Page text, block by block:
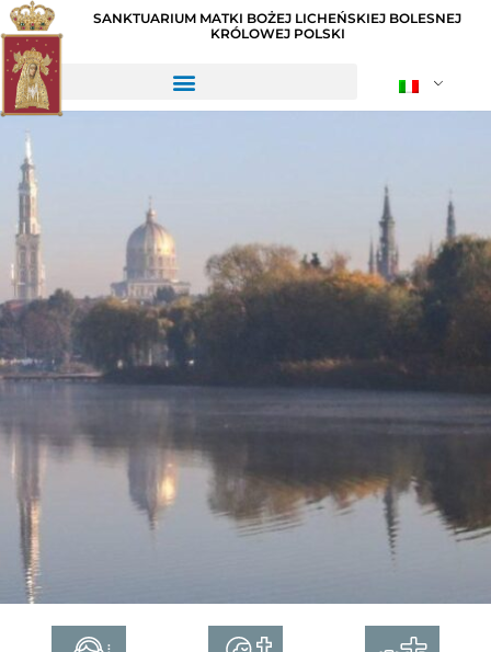
SANKTUARIUM MATKI BOŻEJ LICHEŃSKIEJ BOLESNEJ
KRÓLOWEJ POLSKI